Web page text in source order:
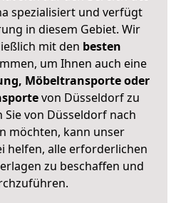
spezialisiert und verfügt
in diesem Gebiet. Wir
mit den besten
um Ihnen auch eine
Möbeltransporte oder
von Düsseldorf zu
von Düsseldorf nach
möchten, kann unser
helfen, alle erforderlichen
zu beschaffen und